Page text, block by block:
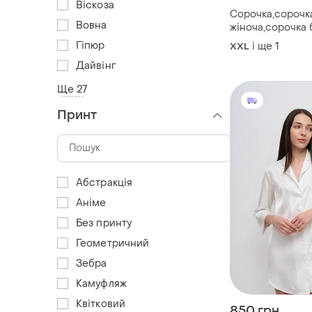
жіноча,сорочка
сорочка
XXL і ще 1
Віскоза
Вовна
Гіпюр
Дайвінг
Ще 27
Принт
Абстракція
Аніме
Без принту
Геометричний
Зебра
Камуфляж
Квітковий